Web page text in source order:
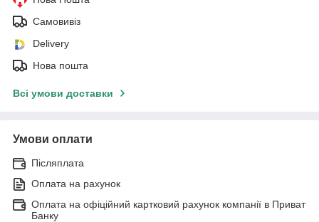
Самовивіз
Delivery
Нова пошта
Всі умови доставки
Умови оплати
Післяплата
Оплата на рахунок
Оплата на офіційний картковий рахунок компанії в Приват
Банку